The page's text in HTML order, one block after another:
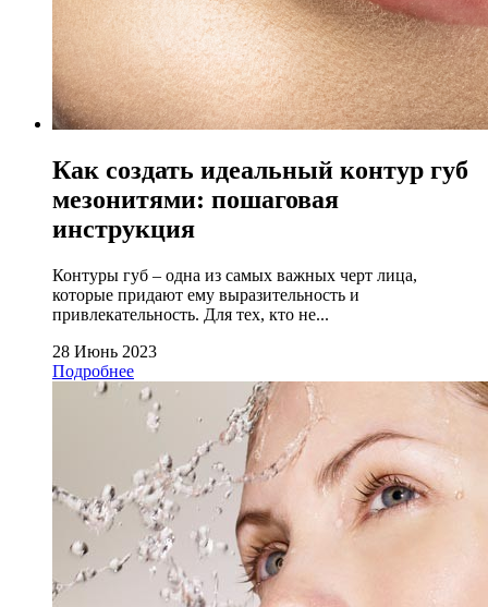
Как создать идеальный контур губ
мезонитями: пошаговая
инструкция
Контуры губ – одна из самых важных черт лица,
которые придают ему выразительность и
привлекательность. Для тех, кто не...
28 Июнь 2023
Подробнее